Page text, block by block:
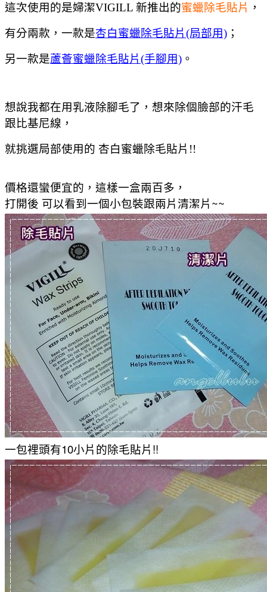
這次使用的是婦潔VIGILL 新推出的蜜蠟除毛貼片 ，
有分兩款，一款是杏白蜜蠟除毛貼片(局部用) ；
另一款是蘆薈蜜蠟除毛貼片(手腳用) 。
想說我都在用乳液除腳毛了，想來除個臉部的汗毛
跟比基尼線，
就挑選局部使用的 杏白蜜蠟除毛貼片!!
價格還蠻便宜的，這樣一盒兩百多，
打開後 可以看到一個小包裝跟兩片清潔片~~
一包裡頭有10小片的除毛貼片!!